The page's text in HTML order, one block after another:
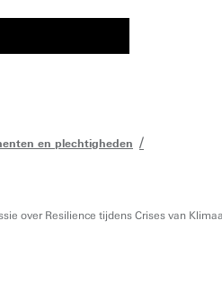
en plechtigheden
over Resilience tijdens Crises van